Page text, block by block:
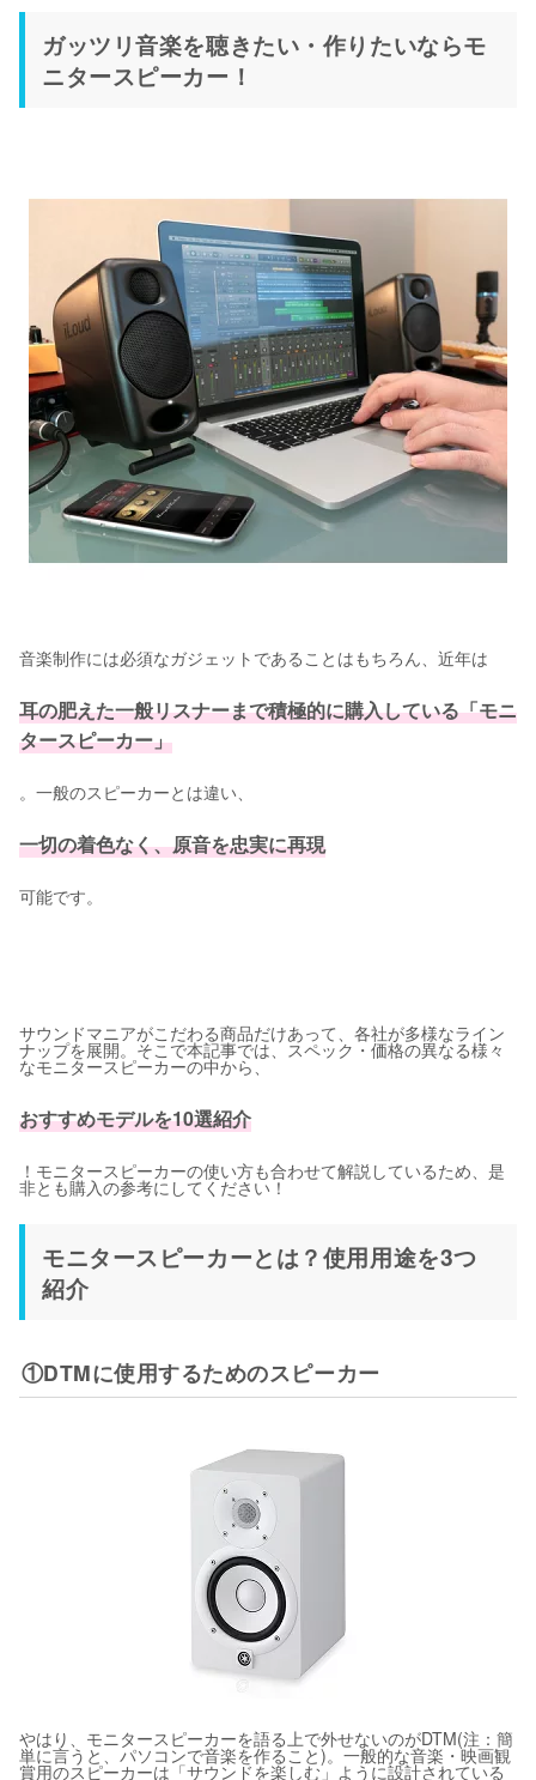
ガッツリ音楽を聴きたい・作りたいならモ
ニタースピーカー！
音楽制作には必須なガジェットであることはもちろん、近年は
耳の肥えた一般リスナーまで積極的に購入している「モニ
タースピーカー」
。一般のスピーカーとは違い、
一切の着色なく、原音を忠実に再現
可能です。
サウンドマニアがこだわる商品だけあって、各社が多様なライン
ナップを展開。そこで本記事では、スペック・価格の異なる様々
なモニタースピーカーの中から、
おすすめモデルを10選紹介
！モニタースピーカーの使い方も合わせて解説しているため、是
非とも購入の参考にしてください！
モニタースピーカーとは？使用用途を3つ
紹介
①DTMに使用するためのスピーカー
やはり、モニタースピーカーを語る上で外せないのがDTM(注：簡
単に言うと、パソコンで音楽を作ること)。一般的な音楽・映画観
賞用のスピーカーは「サウンドを楽しむ」ように設計されている